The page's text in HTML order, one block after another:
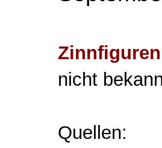
nicht
Quellen: